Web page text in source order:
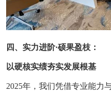
四、实力进阶·硕果盈枝：
以硬核实绩夯实发展根基
2025年，我们凭借专业能力